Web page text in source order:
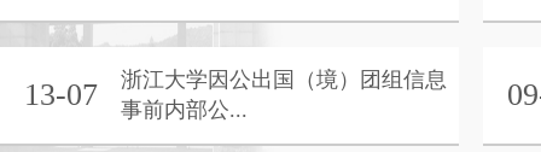
13-07
浙江大学因公出国（境）团组信息
事前内部公...